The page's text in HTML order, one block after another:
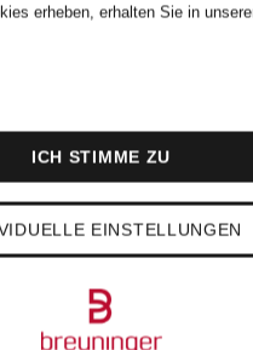
CHF 85
erheben, erhalten Sie in
EINSTELLUNGEN
ICH STIMME ZU